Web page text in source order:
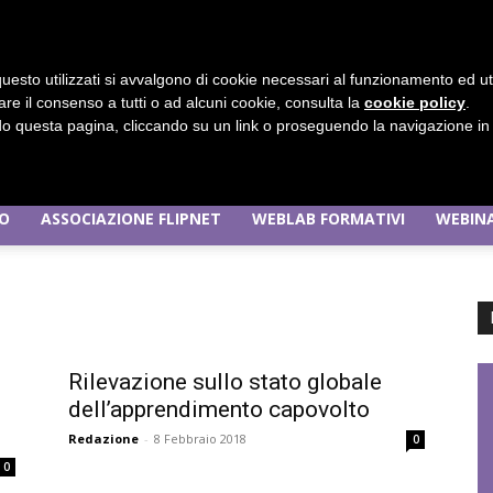
|
ASSOCIAZIONE FLIPNET WEBLAB FORMATIVI
0
Rilevazione sullo stato globale
dell’apprendimento capovolto
Redazione - 8 Febbraio 2018 0
utilizzati si avvalgono di cookie necessari al funzionamento ed
il consenso a tutti o ad alcuni cookie, consulta la cookie policy
questa pagina, cliccando su un link o proseguendo la navigazione